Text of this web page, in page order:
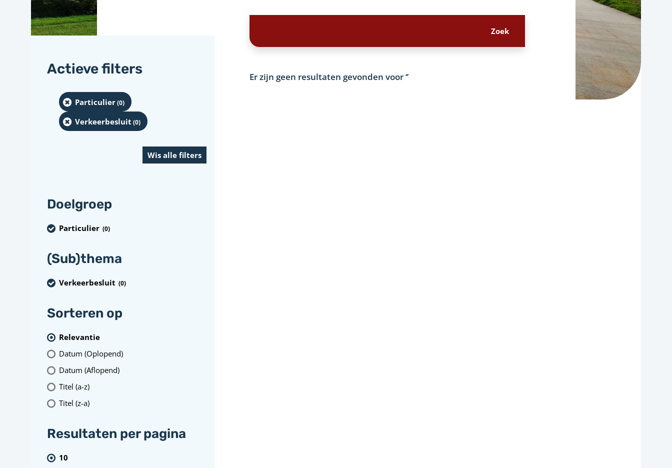
Er zijn geen resultaten gevonden voor‘’
Actieve filters
Particulier(0)
Verkeerbesluit (0)
Doelgroep
Particulier (0)
(Sub)thema
Verkeerbesluit (0)
Sorteren op
Relevantie
Datum (Oplopend)
Datum (Aflopend)
Titel (a-z)
Titel (z-a)
Resultaten per pagina
10